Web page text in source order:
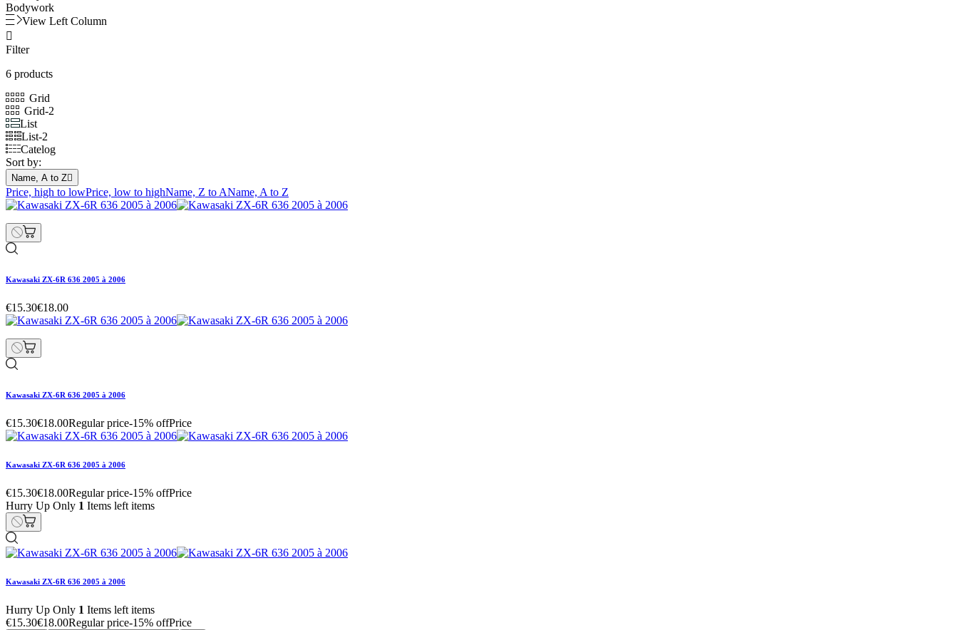
Bodywork
View Left Column

Filter
6 products
Grid
Grid-2
List
List-2
Catelog
Sort by:
Name, A to Z
Price, high to lowPrice, low to highName, Z to AName, A to Z
Kawasaki ZX-6R 636 2005 à 2006
€15.30€18.00
Kawasaki ZX-6R 636 2005 à 2006
€15.30€18.00Regular price-15% offPrice
Kawasaki ZX-6R 636 2005 à 2006
€15.30€18.00Regular price-15% offPrice
Hurry Up Only 1 Items left items
Kawasaki ZX-6R 636 2005 à 2006
Hurry Up Only 1 Items left items
€15.30€18.00Regular price-15% offPrice